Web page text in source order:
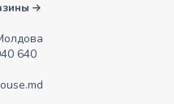
640